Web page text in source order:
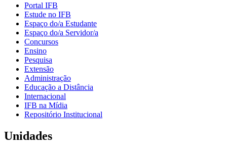
Portal IFB
Estude no IFB
Espaço do/a Estudante
Espaço do/a Servidor/a
Concursos
Ensino
Pesquisa
Extensão
Administração
Educação a Distância
Internacional
IFB na Mídia
Repositório Institucional
Unidades